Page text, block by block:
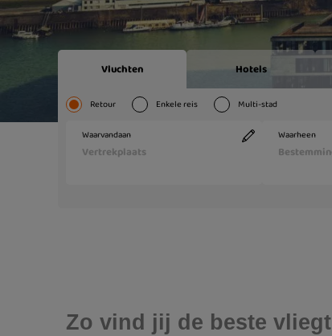
Zo vind jij de beste